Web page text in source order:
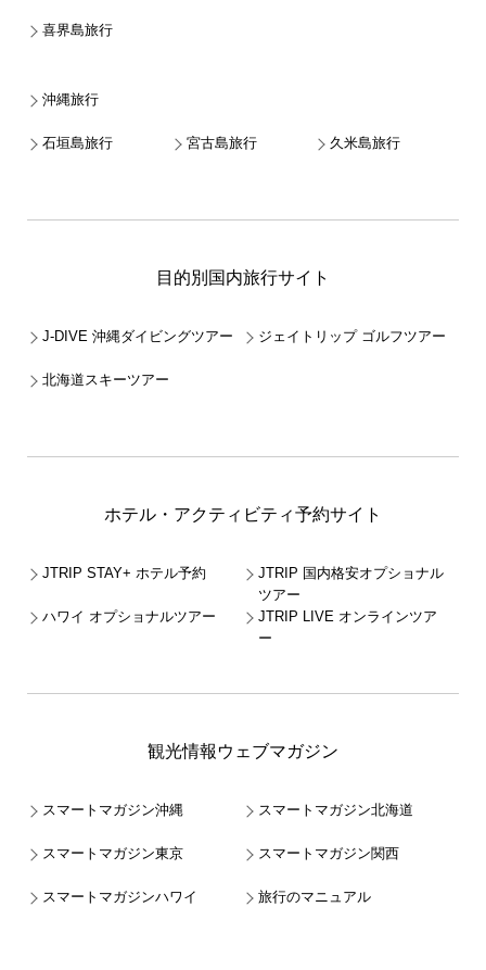
喜界島旅行
沖縄旅行
石垣島旅行 宮古島旅行 久米島旅行
目的別国内旅行サイト
J-DIVE 沖縄ダイビングツアー ジェイトリップ ゴルフツアー
北海道スキーツアー
ホテル・アクティビティ予約サイト
JTRIP STAY+ ホテル予約
JTRIP 国内格安オプショナル
ツアー
ハワイ オプショナルツアー
JTRIP LIVE オンラインツア
ー
観光情報ウェブマガジン
スマートマガジン沖縄 スマートマガジン北海道
スマートマガジン東京 スマートマガジン関西
スマートマガジンハワイ 旅行のマニュアル